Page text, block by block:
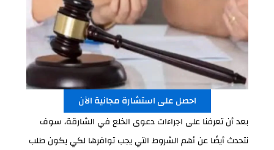
احصل على استشارة مجانية الآن
بعد أن تعرفنا على اجراءات دعوى الخلع في الشارقة، سوف
نتحدث أيضًا عن أهم الشروط التي يجب توافرها لكي يكون طلب